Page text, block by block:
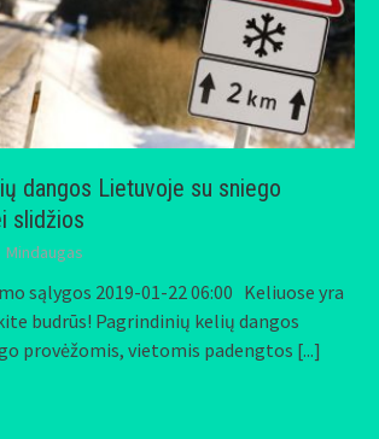
dangos Lietuvoje su sniego
slidžios
Mindaugas
sąlygos 2019-01-22 06:00 Keliuose yra
budrūs! Pagrindinių kelių dangos
provėžomis, vietomis padengtos [...]